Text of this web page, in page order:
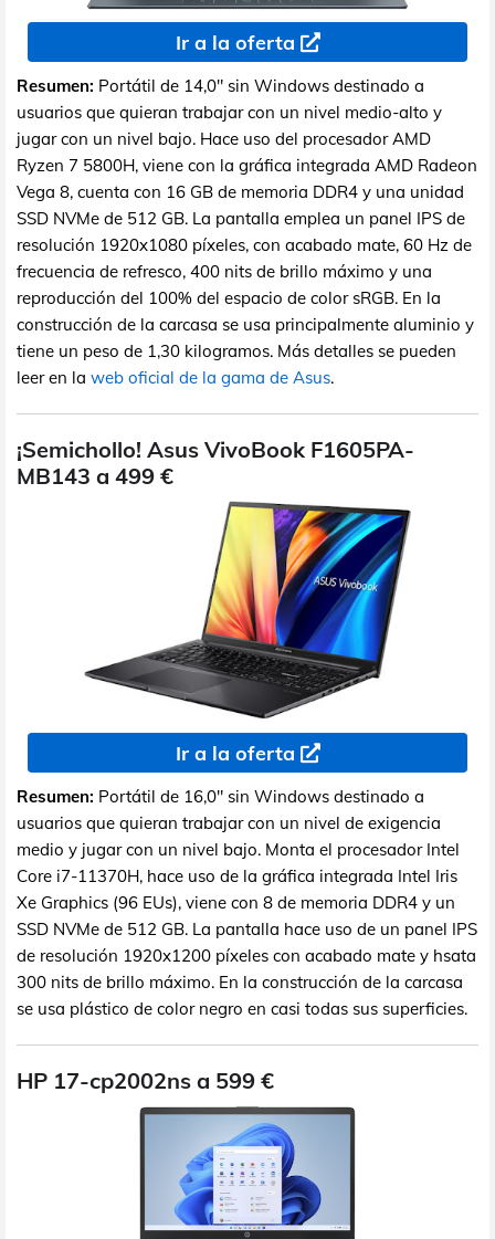
Ir a la oferta
Resumen: Portátil de 14,0" sin Windows destinado a
usuarios que quieran trabajar con un nivel medio-alto y
jugar con un nivel bajo. Hace uso del procesador AMD
Ryzen 7 5800H, viene con la gráfica integrada AMD Radeon
Vega 8, cuenta con 16 GB de memoria DDR4 y una unidad
SSD NVMe de 512 GB. La pantalla emplea un panel IPS de
resolución 1920x1080 píxeles, con acabado mate, 60 Hz de
frecuencia de refresco, 400 nits de brillo máximo y una
reproducción del 100% del espacio de color sRGB. En la
construcción de la carcasa se usa principalmente aluminio y
tiene un peso de 1,30 kilogramos. Más detalles se pueden
leer en la web oficial de la gama de Asus.
¡Semichollo! Asus VivoBook F1605PA-
MB143 a 499 €
Ir a la oferta
Resumen: Portátil de 16,0" sin Windows destinado a
usuarios que quieran trabajar con un nivel de exigencia
medio y jugar con un nivel bajo. Monta el procesador Intel
Core i7-11370H, hace uso de la gráfica integrada Intel Iris
Xe Graphics (96 EUs), viene con 8 de memoria DDR4 y un
SSD NVMe de 512 GB. La pantalla hace uso de un panel IPS
de resolución 1920x1200 píxeles con acabado mate y hsata
300 nits de brillo máximo. En la construcción de la carcasa
se usa plástico de color negro en casi todas sus superficies.
HP 17-cp2002ns a 599 €